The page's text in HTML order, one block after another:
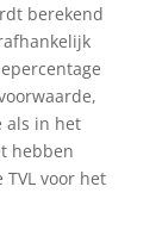
berekend
als in het
hebben
voor het